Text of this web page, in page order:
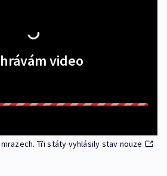
video
Tři státy vyhlásily stav nouze